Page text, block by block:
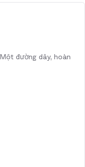
đường dây, hoàn